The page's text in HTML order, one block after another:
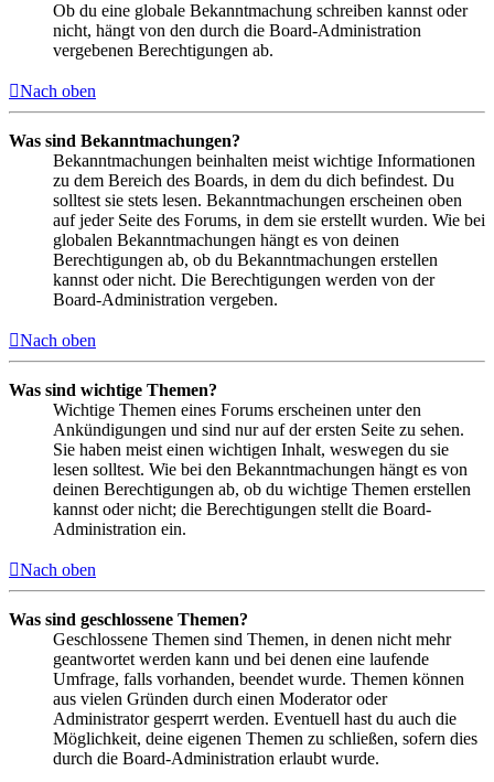
Ob du eine globale Bekanntmachung schreiben kannst oder
nicht, hängt von den durch die Board-Administration
vergebenen Berechtigungen ab.
Nach oben
Was sind Bekanntmachungen?
Bekanntmachungen beinhalten meist wichtige Informationen
zu dem Bereich des Boards, in dem du dich befindest. Du
solltest sie stets lesen. Bekanntmachungen erscheinen oben
auf jeder Seite des Forums, in dem sie erstellt wurden. Wie bei
globalen Bekanntmachungen hängt es von deinen
Berechtigungen ab, ob du Bekanntmachungen erstellen
kannst oder nicht. Die Berechtigungen werden von der
Board-Administration vergeben.
Nach oben
Was sind wichtige Themen?
Wichtige Themen eines Forums erscheinen unter den
Ankündigungen und sind nur auf der ersten Seite zu sehen.
Sie haben meist einen wichtigen Inhalt, weswegen du sie
lesen solltest. Wie bei den Bekanntmachungen hängt es von
deinen Berechtigungen ab, ob du wichtige Themen erstellen
kannst oder nicht; die Berechtigungen stellt die Board-
Administration ein.
Nach oben
Was sind geschlossene Themen?
Geschlossene Themen sind Themen, in denen nicht mehr
geantwortet werden kann und bei denen eine laufende
Umfrage, falls vorhanden, beendet wurde. Themen können
aus vielen Gründen durch einen Moderator oder
Administrator gesperrt werden. Eventuell hast du auch die
Möglichkeit, deine eigenen Themen zu schließen, sofern dies
durch die Board-Administration erlaubt wurde.